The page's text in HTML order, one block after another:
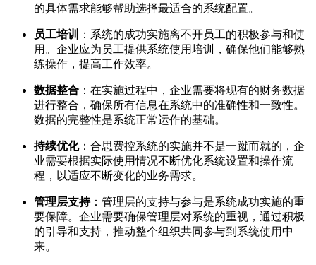
的具体需求能够帮助选择最适合的系统配置。
员工培训
：系统的成功实施离不开员工的积极参与和使
用。企业应为员工提供系统使用培训，确保他们能够熟
练操作，提高工作效率。
数据整合 ：在实施过程中，企业需要将现有的财务数据
进行整合，确保所有信息在系统中的准确性和一致性。
数据的完整性是系统正常运作的基础。
持续优化：合思费控系统的实施并不是一蹴而就的，企
业需要根据实际使用情况不断优化系统设置和操作流
程，以适应不断变化的业务需求。
管理层支持：管理层的支持与参与是系统成功实施的重
要保障。企业需要确保管理层对系统的重视，通过积极
的引导和支持，推动整个组织共同参与到系统使用中
来。